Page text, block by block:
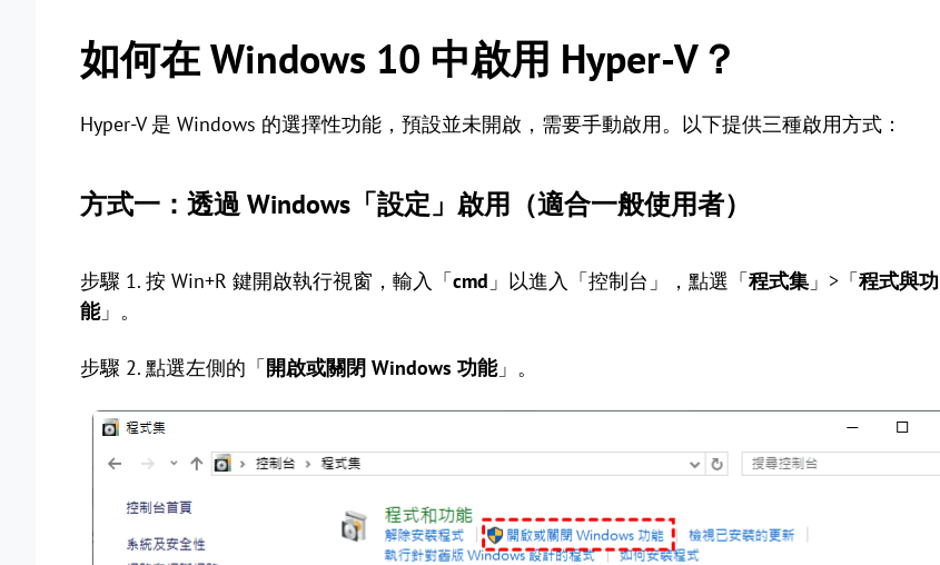
如何在 Windows 10 中啟用 Hyper-V？
Hyper-V 是 Windows 的選擇性功能，預設並未開啟，需要手動啟用。以下提供三種啟用方式：
方式一：透過 Windows「設定」啟用（適合一般使用者）
步驟 1. 按 Win+R 鍵開啟執行視窗，輸入「cmd 」以進入「控制台」，點選「程式集 」>「程式與功
能」。
步驟 2. 點選左側的「開啟或關閉 Windows 功能」。